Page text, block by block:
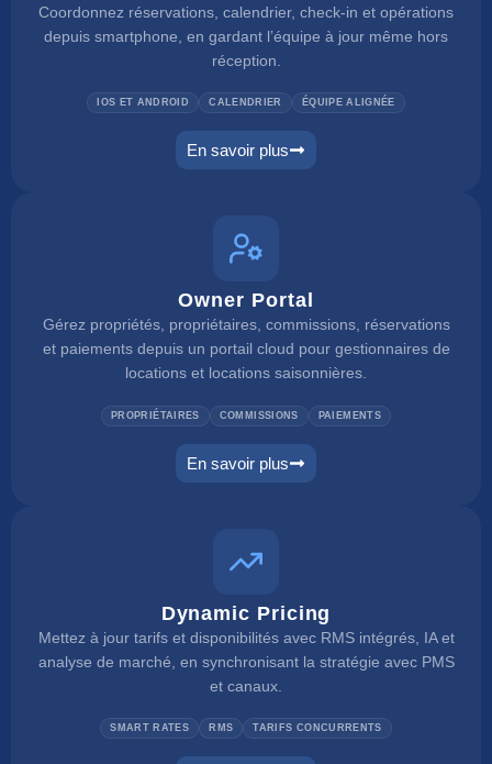
Coordonnez réservations, calendrier, check-in et opérations
depuis smartphone, en gardant l’équipe à jour même hors
réception.
IOS ET ANDROID CALENDRIER ÉQUIPE ALIGNÉE
En savoir plus
mobile app
Owner Portal
Gérez propriétés, propriétaires, commissions, réservations
et paiements depuis un portail cloud pour gestionnaires de
locations et locations saisonnières.
PROPRIÉTAIRES COMMISSIONS PAIEMENTS
En savoir plus
owner portal
Dynamic Pricing
Mettez à jour tarifs et disponibilités avec RMS intégrés, IA et
analyse de marché, en synchronisant la stratégie avec PMS
et canaux.
SMART RATES RMS TARIFS CONCURRENTS